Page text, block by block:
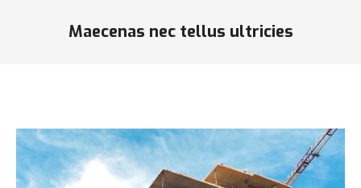
Maecenas nec tellus ultricies